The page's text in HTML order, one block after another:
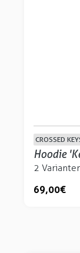
CROSSED
Hoodie
2
69,00 €